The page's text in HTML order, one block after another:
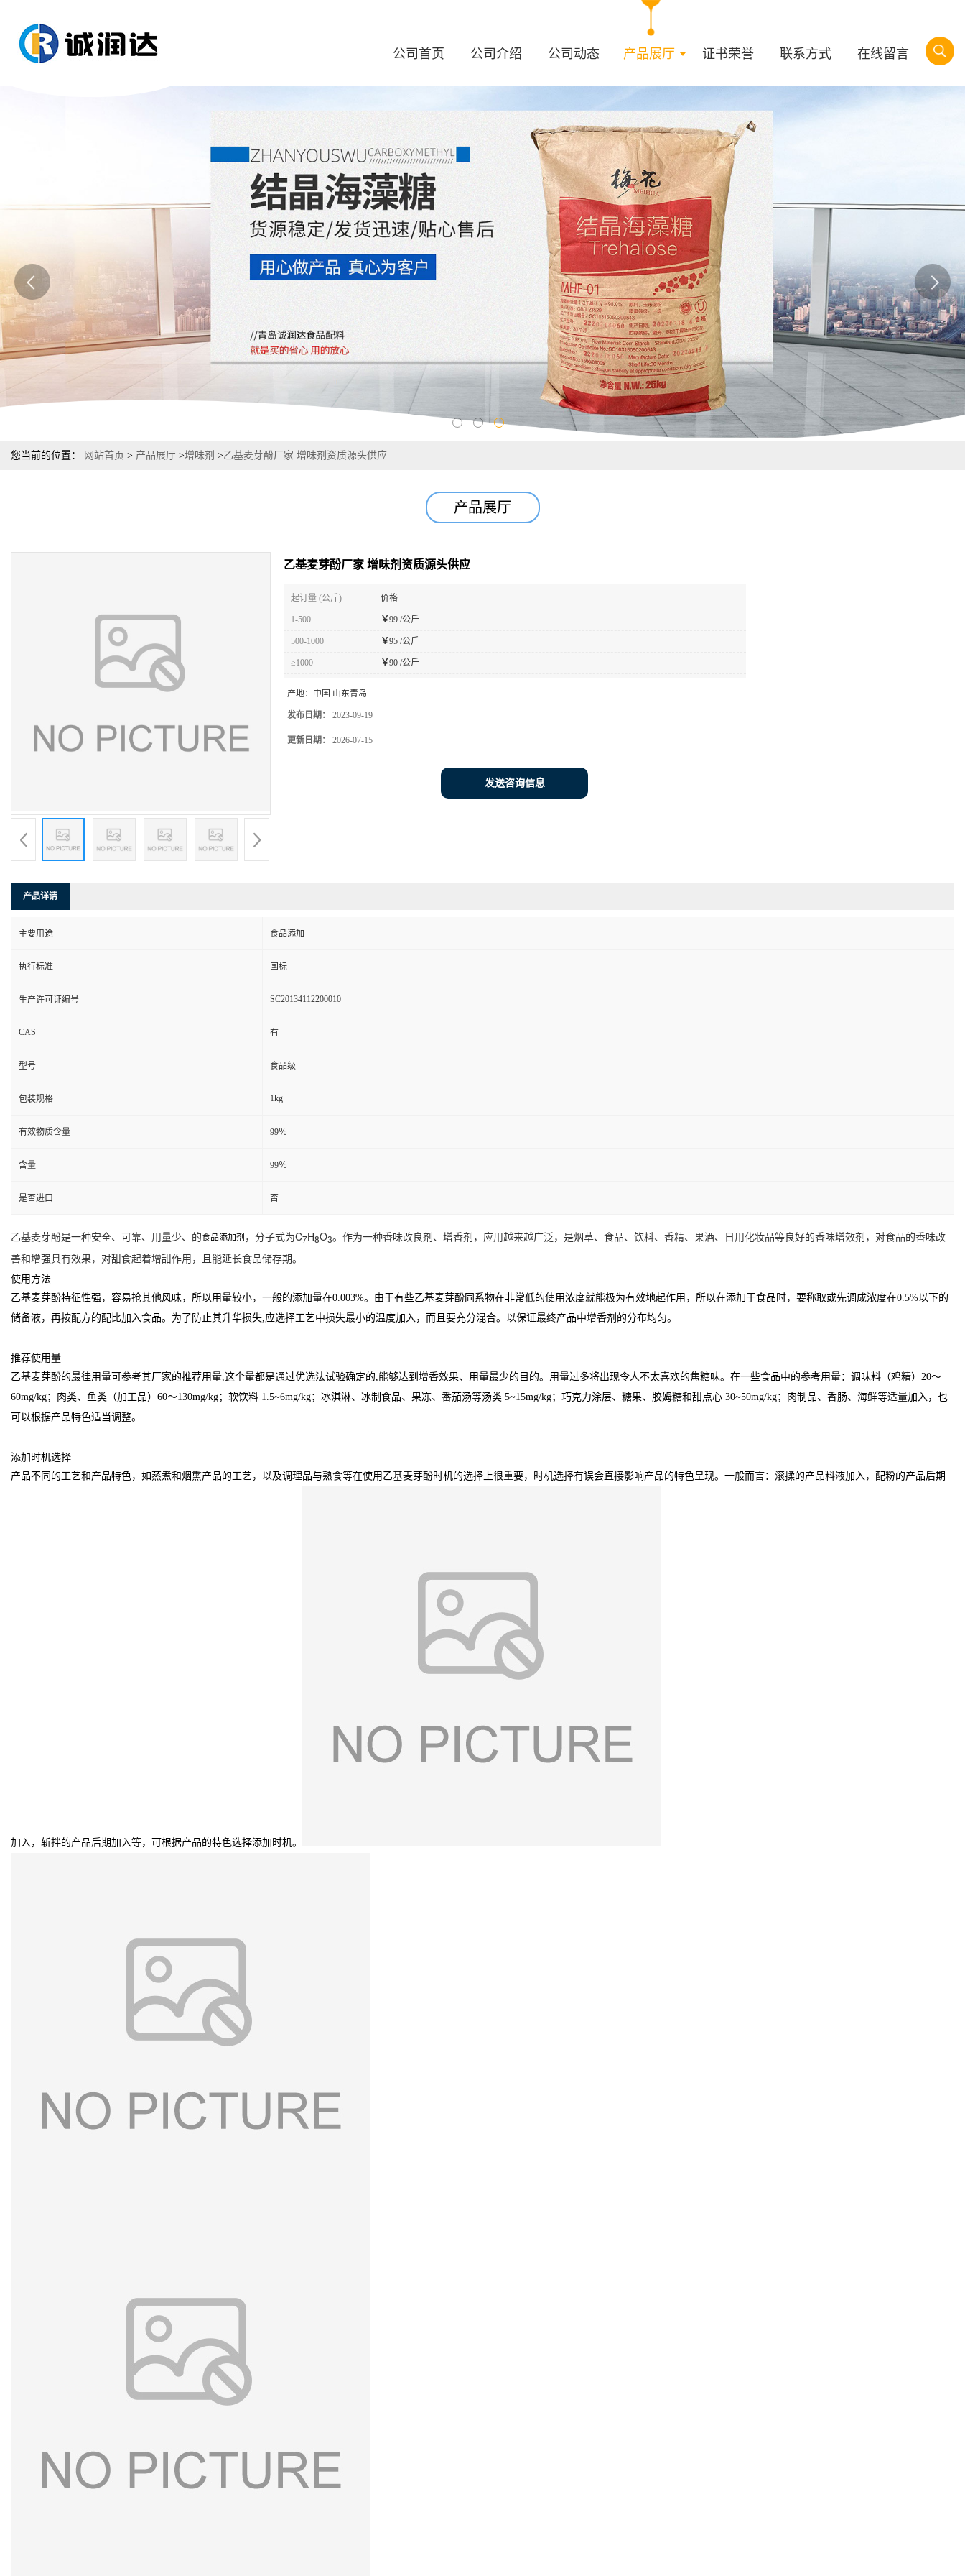
公司首页 公司介绍 公司动态 产品展厅 证书荣誉 联系方式 在线留言
您当前的位置： 网站首页 > 产品展厅 >增味剂 >乙基麦芽酚厂家 增味剂资质源头供应
产品展厅
乙基麦芽酚厂家 增味剂资质源头供应
起订量 (公斤) 价格
1-500 ￥99 /公斤
500-1000 ￥95 /公斤
≥1000 ￥90 /公斤
产地： 中国 山东青岛
发布日期： 2023-09-19
更新日期： 2026-07-15
发送咨询信息
产品详请
主要用途 食品添加
执行标准 国标
生产许可证编号 SC20134112200010
CAS 有
型号 食品级
包装规格 1kg
有效物质含量 99％
含量 99％
是否进口 否
乙基麦芽酚是一种安全、可靠、用量少、的食品添加剂 ，分子式为C7H8O3。作为一种香味改良剂、增香剂，应用越来越广泛，是烟草、食品、饮料、香精、果酒、日用化妆品等良好的香味增效剂，对食品的香味改
善和增强具有效果，对甜食起着增甜作用，且能延长食品储存期。
使用方法
乙基麦芽酚特征性强，容易抢其他风味，所以用量较小，一般的添加量在0.003%。由于有些乙基麦芽酚同系物在非常低的使用浓度就能极为有效地起作用，所以在添加于食品时，要称取或先调成浓度在0.5%以下的
储备液，再按配方的配比加入食品。为了防止其升华损失,应选择工艺中损失最小的温度加入，而且要充分混合。以保证最终产品中增香剂的分布均匀。
推荐使用量
乙基麦芽酚的最徍用量可参考其厂家的推荐用量,这个量都是通过优选法试验确定的,能够达到增香效果、用量最少的目的。用量过多将出现令人不太喜欢的焦糖味。在一些食品中的参考用量：调味料（鸡精）20～
60mg/kg；肉类、鱼类（加工品）60～130mg/kg；软饮料 1.5~6mg/kg；冰淇淋、冰制食品、果冻、番茄汤等汤类 5~15mg/kg；巧克力涂层、糖果、胶姆糖和甜点心 30~50mg/kg；肉制品、香肠、海鲜等适量加入，也
可以根据产品特色适当调整。
添加时机选择
产品不同的工艺和产品特色，如蒸煮和烟熏产品的工艺，以及调理品与熟食等在使用乙基麦芽酚时机的选择上很重要，时机选择有误会直接影响产品的特色呈现。一般而言：滚揉的产品料液加入，配粉的产品后期
加入，斩拌的产品后期加入等，可根据产品的特色选择添加时机。